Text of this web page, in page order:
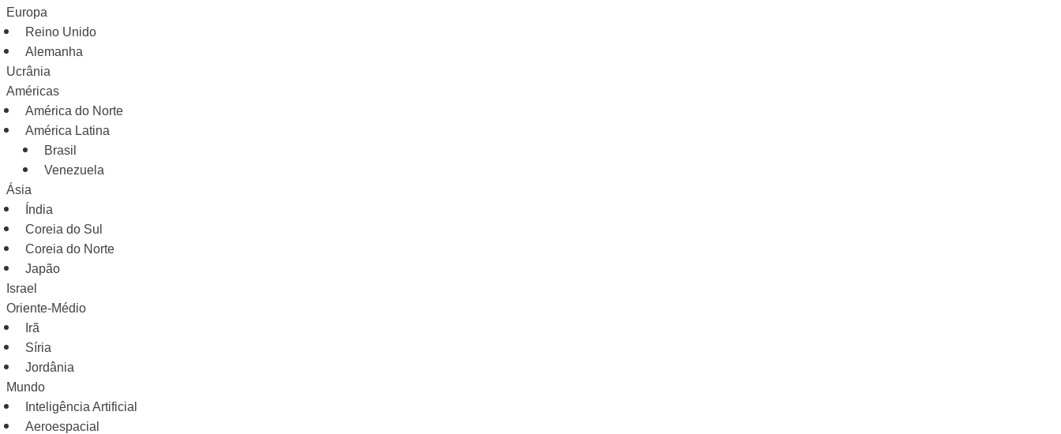
Europa
Reino Unido
Alemanha
Ucrânia
Américas
América do Norte
América Latina
Brasil
Venezuela
Ásia
Índia
Coreia do Sul
Coreia do Norte
Japão
Israel
Oriente-Médio
Irã
Síria
Jordânia
Mundo
Inteligência Artificial
Aeroespacial